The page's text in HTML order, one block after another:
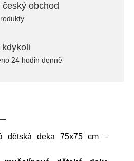
obchod
24 hodin denně
dětská deka 75x75 cm –